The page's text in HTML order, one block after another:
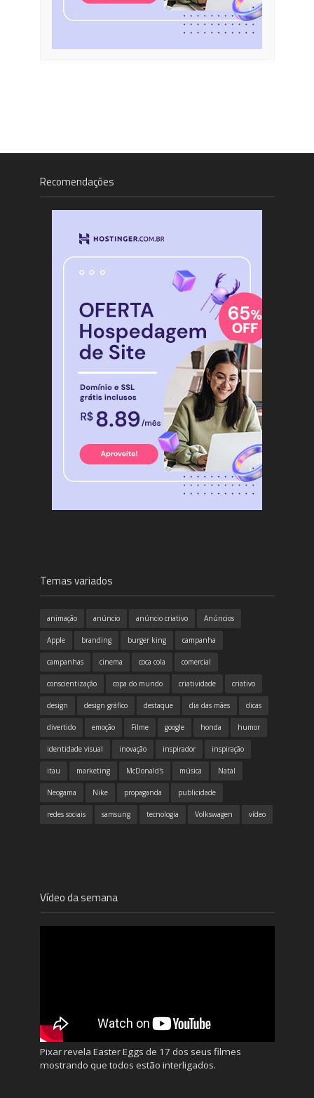
Recomendações
Temas variados
animação anúncio anúncio criativo Anúncios
Apple branding burger king campanha
campanhas cinema coca cola comercial
conscientização copa do mundo criatividade criativo
design design gráfico destaque dia das mães dicas
divertido emoção Filme google honda humor
identidade visual inovação inspirador inspiração
itau marketing McDonald's música Natal
Neogama Nike propaganda publicidade
redes sociais samsung tecnologia Volkswagen vídeo
Vídeo da semana
Pixar revela Easter Eggs de 17 dos seus filmes
mostrando que todos estão interligados.